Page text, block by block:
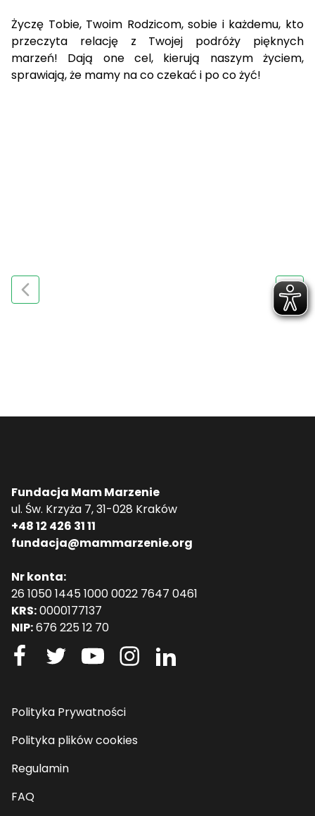
Życzę Tobie, Twoim Rodzicom, sobie i każdemu, kto
przeczyta relację z Twojej podróży pięknych
marzeń! Dają one cel, kierują naszym życiem,
sprawiają, że mamy na co czekać i po co żyć!
Fundacja Mam Marzenie
ul. Św. Krzyża 7, 31-028 Kraków
+48 12 426 31 11
fundacja@mammarzenie.org
Nr konta:
26 1050 1445 1000 0022 7647 0461
KRS:0000177137
NIP:676 225 12 70
Polityka Prywatności
Polityka plików cookies
Regulamin
FAQ